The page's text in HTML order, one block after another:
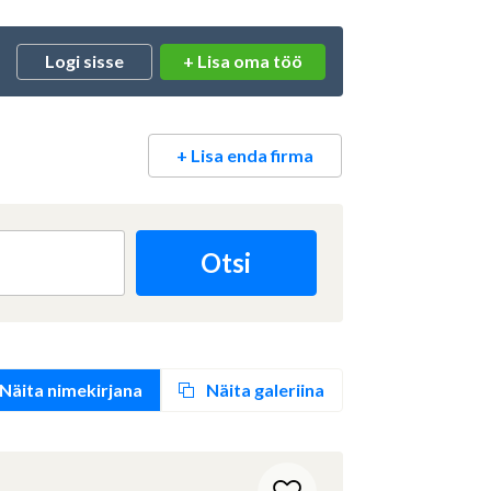
Logi sisse + Lisa oma töö
+ Lisa enda firma
Otsi
Näita nimekirjana Näita galeriina